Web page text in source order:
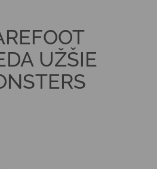
UŽŠIE